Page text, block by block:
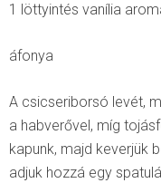
1 löttyintés vanília
áfonya
A csicseriborsó levét,
a habverővel, míg
kapunk, majd keverjük
adjuk hozzá egy